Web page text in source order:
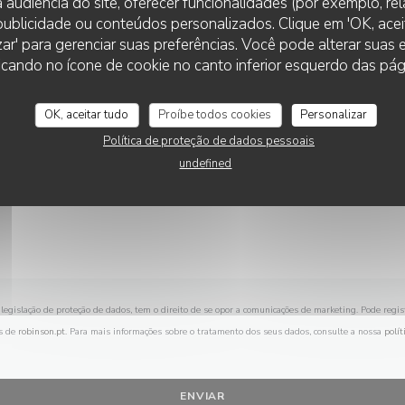
ou conteúdos personalizados. Clique em 'OK,
para gerenciar suas preferências. Você pode alterar suas
no ícone de cookie no canto inferior esquerdo das
OK, aceitar tudo Proíbe todos cookies
Personalizar
Política de proteção de dados pessoais
undefined
Deseja contactar-nos ?
Preencha o formulário abaixo!
legislação de proteção de dados, tem o direito de se opor a comunicações de marketing. Pode
de robinson.pt. Para mais informações sobre o tratamento dos seus dados, consulte a nossa